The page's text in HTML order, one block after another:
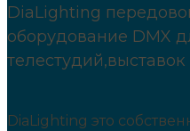
DiaLighting
оборудование DMX
телестудий,выставок
DiaLighting это